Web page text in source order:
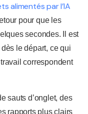
alimentés par l’IA
pour que les
secondes. Il est
le départ, ce qui
correspondent
sauts d’onglet, des
rapports plus clairs